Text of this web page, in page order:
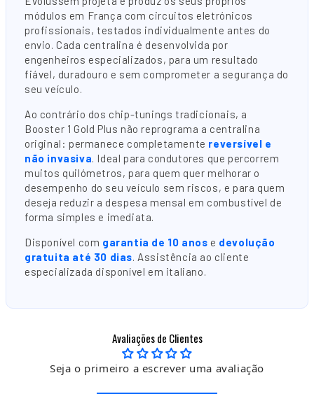
módulos em França com circuitos eletrónicos
profissionais, testados individualmente antes do
envio. Cada centralina é desenvolvida por
engenheiros especializados, para um resultado
fiável, duradouro e sem comprometer a segurança do
seu veículo.
Ao contrário dos chip-tunings tradicionais, a
Booster 1 Gold Plus não reprograma a centralina
original: permanece completamente reversível e
não invasiva. Ideal para condutores que percorrem
muitos quilómetros, para quem quer melhorar o
desempenho do seu veículo sem riscos, e para quem
deseja reduzir a despesa mensal em combustível de
forma simples e imediata.
Disponível com garantia de 10 anos e devolução
gratuita até 30 dias. Assistência ao cliente
especializada disponível em italiano.
Avaliações de Clientes
Seja o primeiro a escrever uma avaliação